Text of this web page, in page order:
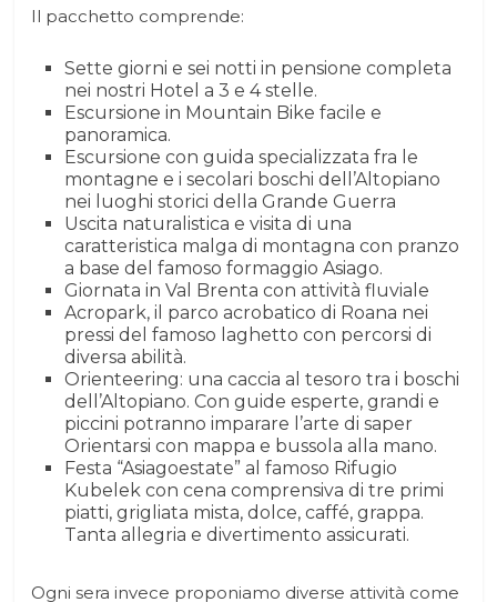
Il pacchetto comprende:
Sette giorni e sei notti in pensione completa
nei nostri Hotel a 3 e 4 stelle.
Escursione in Mountain Bike facile e
panoramica.
Escursione con guida specializzata fra le
montagne e i secolari boschi dell’Altopiano
nei luoghi storici della Grande Guerra
Uscita naturalistica e visita di una
caratteristica malga di montagna con pranzo
a base del famoso formaggio Asiago.
Giornata in Val Brenta con attività fluviale
Acropark, il parco acrobatico di Roana nei
pressi del famoso laghetto con percorsi di
diversa abilità.
Orienteering: una caccia al tesoro tra i boschi
dell’Altopiano. Con guide esperte, grandi e
piccini potranno imparare l’arte di saper
Orientarsi con mappa e bussola alla mano.
Festa “Asiagoestate” al famoso Rifugio
Kubelek con cena comprensiva di tre primi
piatti, grigliata mista, dolce, caffé, grappa.
Tanta allegria e divertimento assicurati.
Ogni sera invece proponiamo diverse attività come